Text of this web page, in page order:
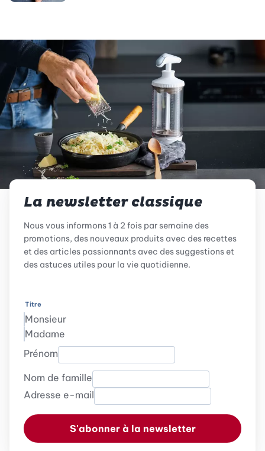
La newsletter classique
Nous vous informons 1 à 2 fois par semaine des
promotions, des nouveaux produits avec des recettes
et des articles passionnants avec des suggestions et
des astuces utiles pour la vie quotidienne.
Titre
Monsieur
Madame
Prénom
Nom de famille
Adresse e-mail
S'abonner à la newsletter